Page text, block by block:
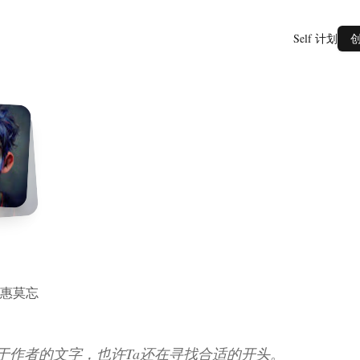
Self 计划
莫忘
作者的文字，也许Ta还在寻找合适的开头。